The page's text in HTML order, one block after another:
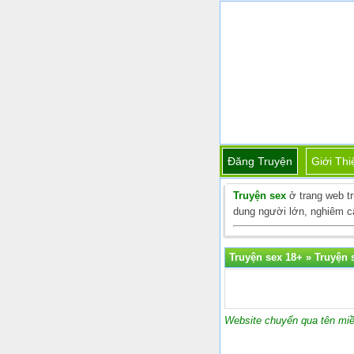
Đăng Truyện Giới
Truyện sexở trang web
dung người lớn, nghiêm
Truyện sex 18+ »Truyện
Website chuyển qua tên